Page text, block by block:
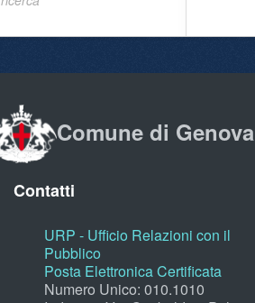
Comune di Genova
Contatti
URP - Ufficio Relazioni con il
Pubblico
Posta Elettronica Certificata
Numero Unico: 010.1010